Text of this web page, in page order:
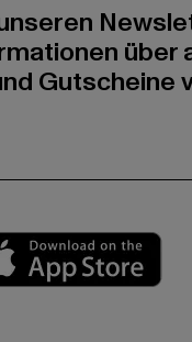
über
Gutscheine
market